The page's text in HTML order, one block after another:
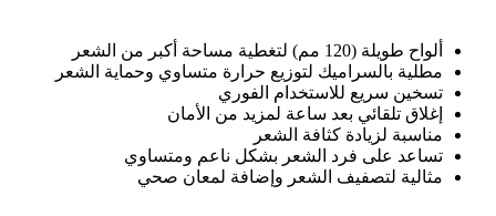
ألواح طويلة (120 مم) لتغطية مساحة أكبر من الشعر
مطلية بالسراميك لتوزيع حرارة متساوي وحماية الشعر
تسخين سريع للاستخدام الفوري
إغلاق تلقائي بعد ساعة لمزيد من الأمان
مناسبة لزيادة كثافة الشعر
تساعد على فرد الشعر بشكل ناعم ومتساوي
مثالية لتصفيف الشعر وإضافة لمعان صحي